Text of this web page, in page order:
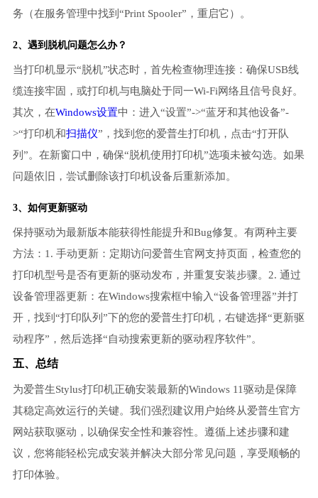
务（在服务管理中找到“Print Spooler”，重启它）。
2、遇到脱机问题怎么办？
当打印机显示“脱机”状态时，首先检查物理连接：确保USB线
缆连接牢固，或打印机与电脑处于同一Wi-Fi网络且信号良好。
其次，在Windows设置中：进入“设置”->“蓝牙和其他设备”-
>“打印机和扫描仪”，找到您的爱普生打印机，点击“打开队
列”。在新窗口中，确保“脱机使用打印机”选项未被勾选。如果
问题依旧，尝试删除该打印机设备后重新添加。
3、如何更新驱动
保持驱动为最新版本能获得性能提升和Bug修复。有两种主要
方法：1. 手动更新：定期访问爱普生官网支持页面，检查您的
打印机型号是否有更新的驱动发布，并重复安装步骤。2. 通过
设备管理器更新：在Windows搜索框中输入“设备管理器”并打
开，找到“打印队列”下的您的爱普生打印机，右键选择“更新驱
动程序”，然后选择“自动搜索更新的驱动程序软件”。
五、总结
为爱普生Stylus打印机正确安装最新的Windows 11驱动是保障
其稳定高效运行的关键。我们强烈建议用户始终从爱普生官方
网站获取驱动，以确保安全性和兼容性。遵循上述步骤和建
议，您将能轻松完成安装并解决大部分常见问题，享受顺畅的
打印体验。